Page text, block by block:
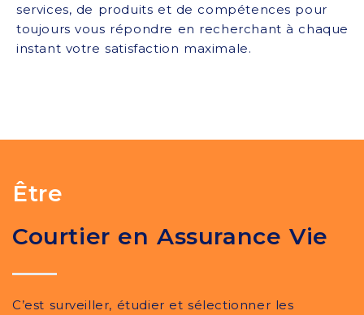
services, de produits et de compétences pour
toujours vous répondre en recherchant à chaque
instant votre satisfaction maximale.
Être
Courtier en Assurance Vie
C’est surveiller, étudier et sélectionner les